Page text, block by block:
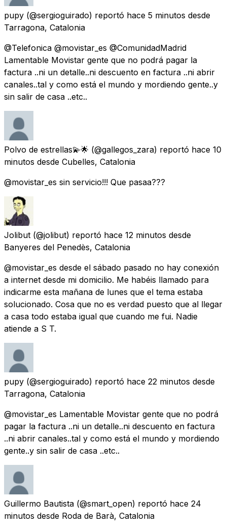
pupy (@sergioguirado) reportó hace 5 minutos desde
Tarragona, Catalonia
@Telefonica @movistar_es @ComunidadMadrid
Lamentable Movistar gente que no podrá pagar la
factura ..ni un detalle..ni descuento en factura ..ni abrir
canales..tal y como está el mundo y mordiendo gente..y
sin salir de casa ..etc..
Polvo de estrellas💫🌟 (@gallegos_zara) reportó hace 10
minutos desde Cubelles, Catalonia
@movistar_es sin servicio!!! Que pasaa???
Jolibut (@jolibut) reportó hace 12 minutos desde
Banyeres del Penedès, Catalonia
@movistar_es desde el sábado pasado no hay conexión
a internet desde mi domicilio. Me habéis llamado para
indicarme esta mañana de lunes que el tema estaba
solucionado. Cosa que no es verdad puesto que al llegar
a casa todo estaba igual que cuando me fui. Nadie
atiende a S T.
pupy (@sergioguirado) reportó hace 22 minutos desde
Tarragona, Catalonia
@movistar_es Lamentable Movistar gente que no podrá
pagar la factura ..ni un detalle..ni descuento en factura
..ni abrir canales..tal y como está el mundo y mordiendo
gente..y sin salir de casa ..etc..
Guillermo Bautista (@smart_open) reportó hace 24
minutos desde Roda de Barà, Catalonia